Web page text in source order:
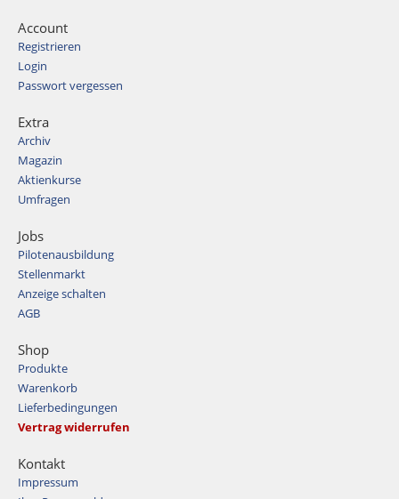
Account
Registrieren
Login
Passwort vergessen
Extra
Archiv
Magazin
Aktienkurse
Umfragen
Jobs
Pilotenausbildung
Stellenmarkt
Anzeige schalten
AGB
Shop
Produkte
Warenkorb
Lieferbedingungen
Vertrag widerrufen
Kontakt
Impressum